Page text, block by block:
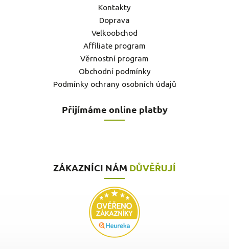
Kontakty
Doprava
Velkoobchod
Affiliate program
Věrnostní program
Obchodní podmínky
Podmínky ochrany osobních údajů
Přijímáme online platby
ZÁKAZNÍCI NÁM DŮVĚŘUJÍ